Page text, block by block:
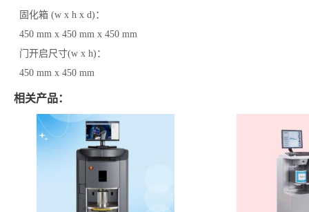
固化箱 (w x h x d)：
450 mm x 450 mm x 450 mm
门开启尺寸(w x h)：
450 mm x 450 mm
相关产品：